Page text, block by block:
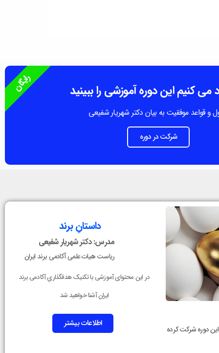
می کنیم این دوره آموزشی را ببینید
و قواعد موفقیت به بیان دکتر شهریار شفیعی
شرکت در دوره
رایگان
در این دوره شرکت کرده
داستانِ برند
مدرس: دکتر شهریار شفیعی
ریاست هیات علمی آکادمی برند ایران
در این محتوای آموزشی با تکنیک هدفگذاریِ آکادمی برند
ایران آشنا خواهید شد
اطلاعات بیشتر